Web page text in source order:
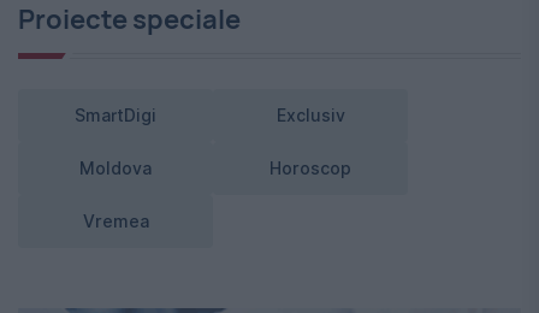
Proiecte speciale
SmartDigi Exclusiv
Moldova Horoscop
Vremea